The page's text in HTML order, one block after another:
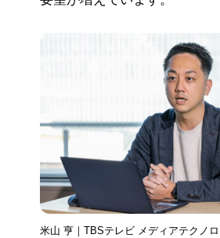
米山 亨｜TBSテレビ メディアテクノ